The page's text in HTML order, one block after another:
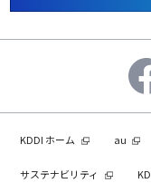
KDDI ホーム au
サステナビリティ